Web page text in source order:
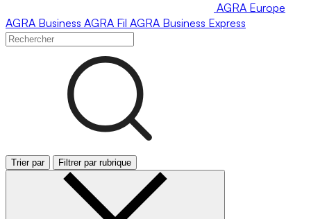
AGRA Europe
AGRA Business AGRA Fil AGRA Business Express
Trier par Filtrer par rubrique